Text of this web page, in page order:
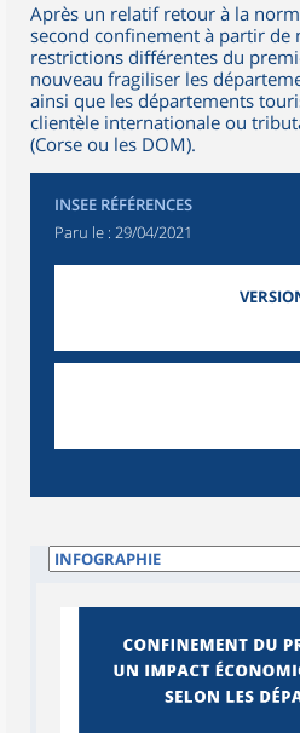
Après un relatif retour à la
second confinement à partir de
restrictions différentes du
nouveau fragiliser les
ainsi que les départements
clientèle internationale ou
(Corse ou les DOM).
INSEE RÉFÉRENCES
Paru le : 29/04/2021